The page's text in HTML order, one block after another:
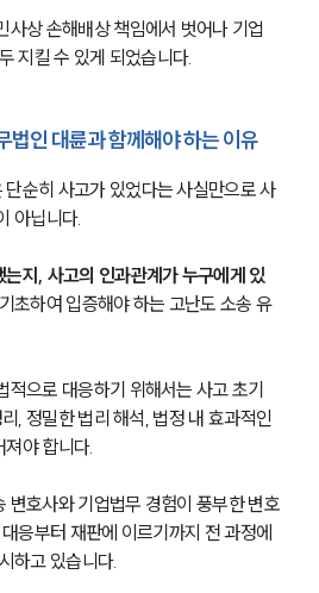
그룹소개
그룹소개
벌 파트너 로펌
통합검색
AI대륜
업무사례
법률정보
법률지식인
고객후기
업무분야
사그룹 업무
사상 손해배상 책임에서 벗어나 기업
지킬 수 있게 되었습니다.
법인 대륜과 함께해야 하는 이유
순히 사고가 있었다는 사실만으로 사
아닙니다.
지, 사고의 인과관계가 누구에게 있
초하여 입증해야 하는 고난도 소송 유
적으로 대응하기 위해서는 사고 초기
, 정밀한 법리 해석, 법정 내 효과적인
야 합니다.
변호사와 기업법무 경험이 풍부한 변호
응부터 재판에 이르기까지 전 과정에
하고 있습니다.